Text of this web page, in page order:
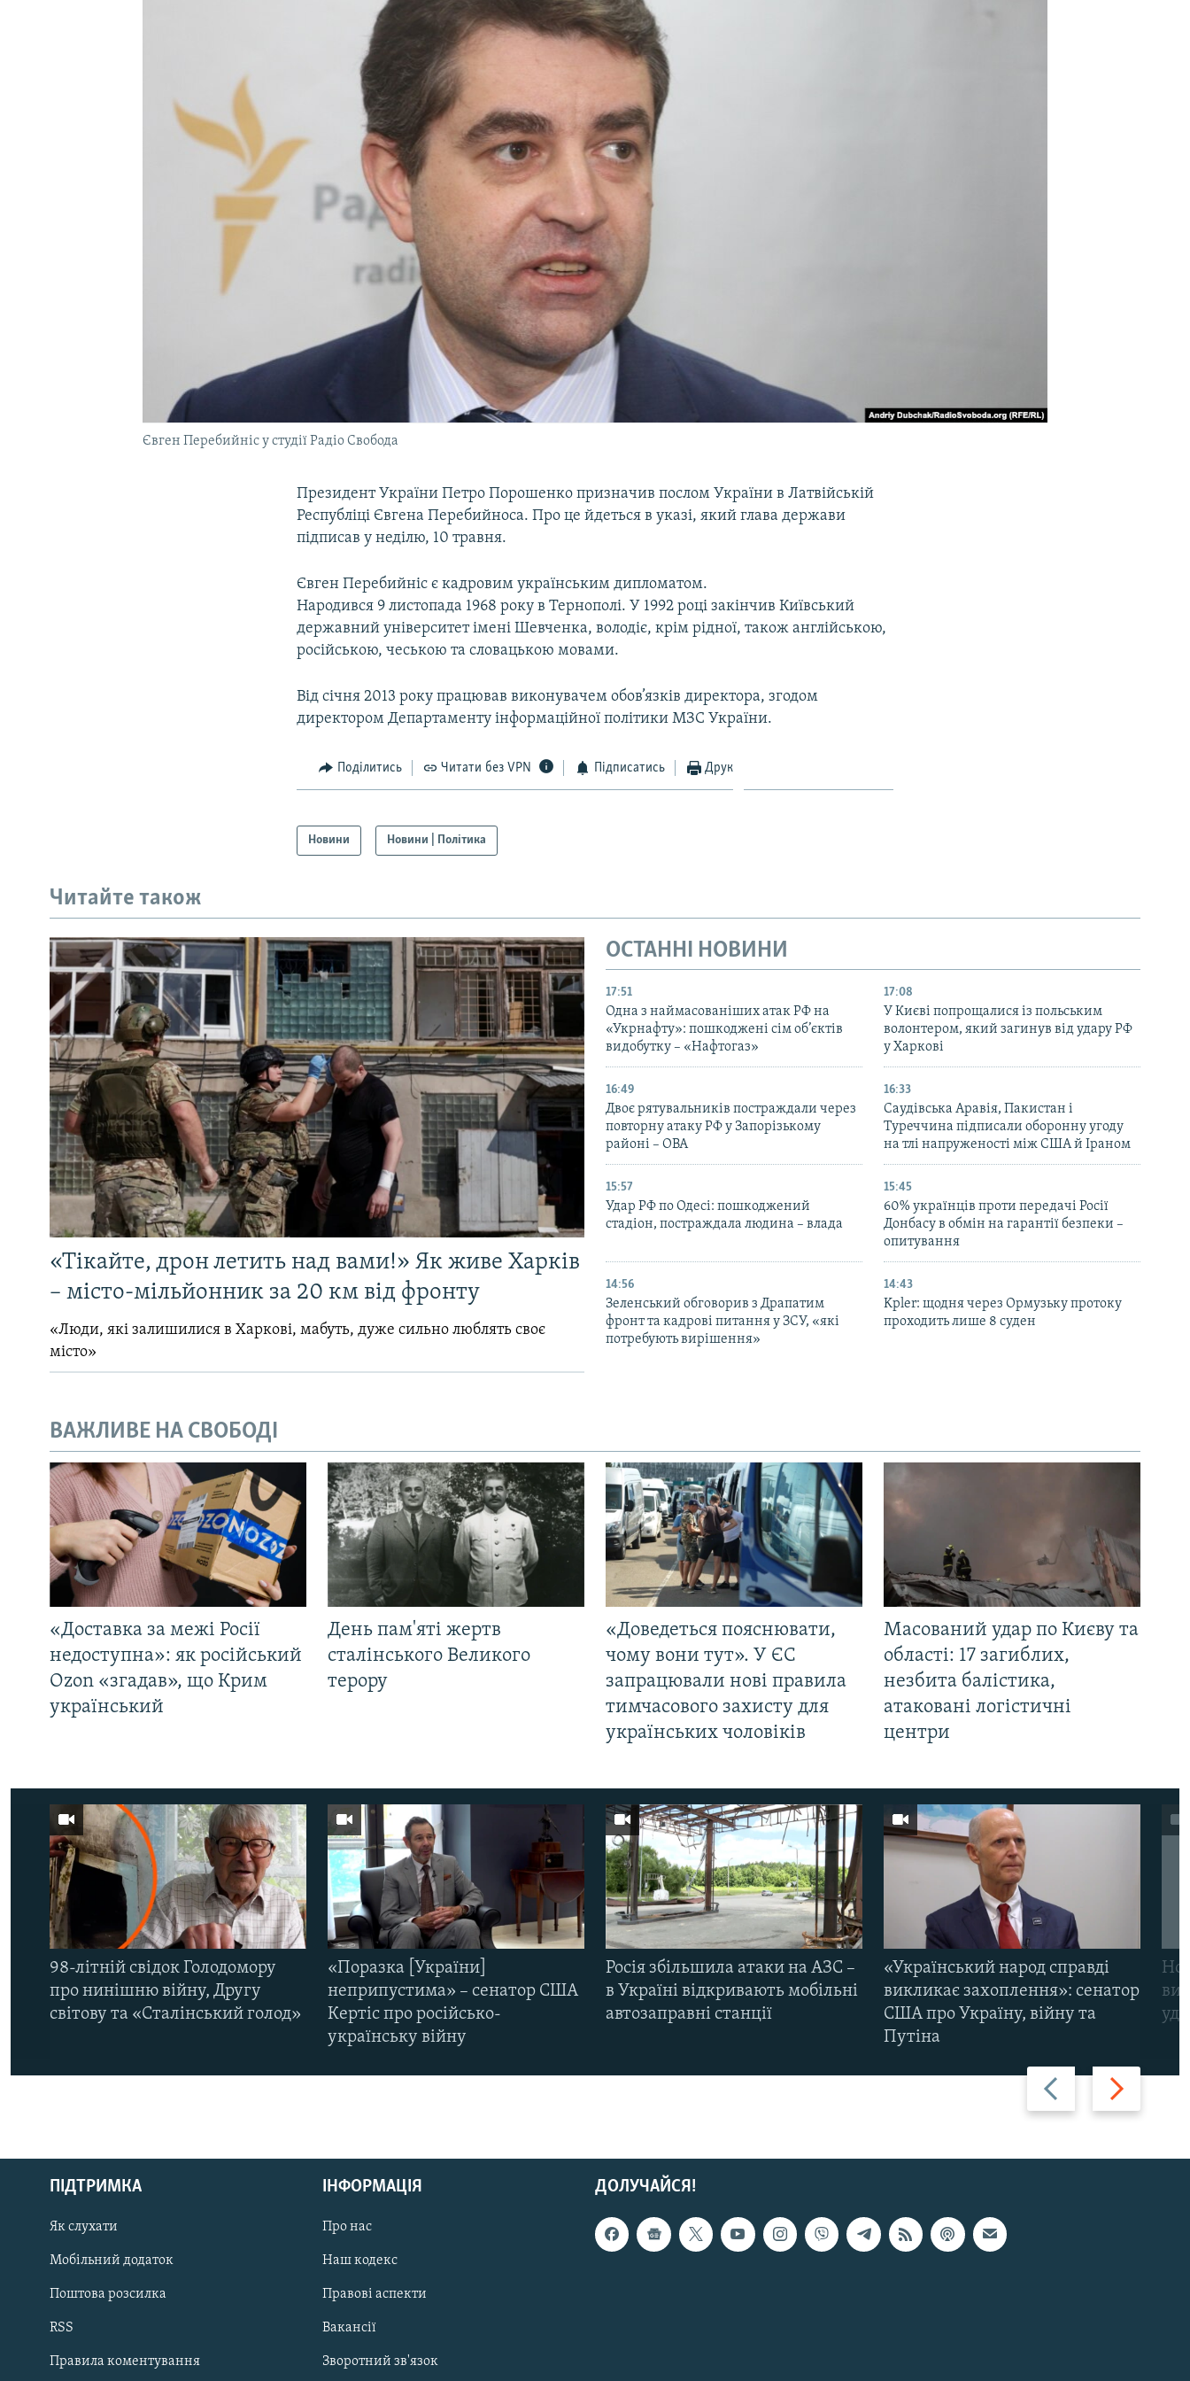
РУС
ДОЛУЧАЙСЯ!
Євген Перебийніс у студії Радіо Свобода
Президент України Петро Порошенко призначив послом України в Латвійській
Республіці Євгена Перебийноса. Про це йдеться в указі, який глава держави
підписав у неділю, 10 травня.
Євген Перебийніс є кадровим українським дипломатом.
Народився 9 листопада 1968 року в Тернополі. У 1992 році закінчив Київський
державний університет імені Шевченка, володіє, крім рідної, також англійською,
російською, чеською та словацькою мовами.
Від січня 2013 року працював виконувачем обов’язків директора, згодом
директором Департаменту інформаційної політики МЗС України.
Поділитись Читати без VPN Підписатись Друк
Новини Новини | Політика
Читайте також
«Тікайте, дрон летить над вами!» Як живе Харків
– місто-мільйонник за 20 км від фронту
«Люди, які залишилися в Харкові, мабуть, дуже сильно люблять своє
місто»
ОСТАННІ НОВИНИ
17:51
Одна з наймасованіших атак РФ на
«Укрнафту»: пошкоджені сім об’єктів
видобутку – «Нафтогаз»
17:08
У Києві попрощалися із польським
волонтером, який загинув від удару РФ
у Харкові
16:49
Двоє рятувальників постраждали через
повторну атаку РФ у Запорізькому
районі – ОВА
16:33
Саудівська Аравія, Пакистан і
Туреччина підписали оборонну угоду
на тлі напруженості між США й Іраном
15:57
Удар РФ по Одесі: пошкоджений
стадіон, постраждала людина – влада
15:45
60% українців проти передачі Росії
Донбасу в обмін на гарантії безпеки –
опитування
14:56
Зеленський обговорив з Драпатим
фронт та кадрові питання у ЗСУ, «які
потребують вирішення»
14:43
Kpler: щодня через Ормузьку протоку
проходить лише 8 суден
ВАЖЛИВЕ НА СВОБОДІ
«Доставка за межі Росії
недоступна»: як російський
Ozon «згадав», що Крим
український
День пам'яті жертв
сталінського Великого
терору
«Доведеться пояснювати,
чому вони тут». У ЄС
запрацювали нові правила
тимчасового захисту для
українських чоловіків
Масований удар по Києву та
області: 17 загиблих,
незбита балістика,
атаковані логістичні
центри
Назад Вперед
98-літній свідок Голодомору
про нинішню війну, Другу
світову та «Сталінський голод»
«Поразка [України]
неприпустима» – сенатор США
Кертіс про російсько-
українську війну
Росія збільшила атаки на АЗС –
в Україні відкривають мобільні
автозаправні станції
«Український народ справді
викликає захоплення»: сенатор
США про Україну, війну та
Путіна
ДОЛУЧАЙСЯ!
ПІДТРИМКА
Як слухати
Мобільний додаток
Поштова розсилка
RSS
Правила коментування
ІНФОРМАЦІЯ
Про нас
Наш кодекс
Правові аспекти
Вакансії
Зворотний зв'язок